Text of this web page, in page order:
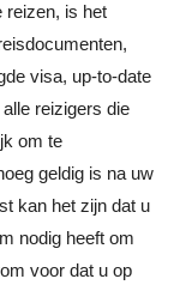
reizen, is het
visa, up-to-date
reizigers die
om te
geldig is na uw
kan het zijn dat u
nodig heeft om
voor dat u op